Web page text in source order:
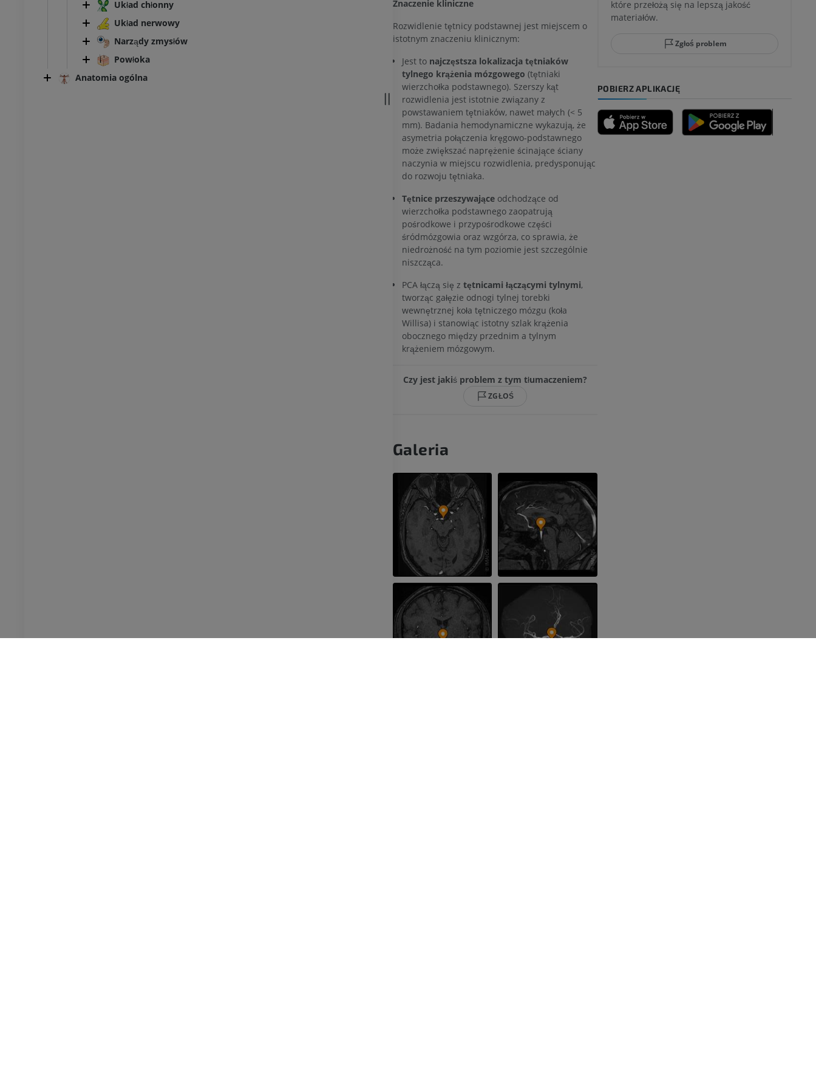
Układ chłonny
Układ nerwowy
Narządy zmysłów
Powłoka
Anatomia ogólna
Znaczenie kliniczne
Rozwidlenie tętnicy podstawnej jest miejscem o
istotnym znaczeniu klinicznym:
Jest to najczęstsza lokalizacja tętniaków
tylnego krążenia mózgowego (tętniaki
wierzchołka podstawnego). Szerszy kąt
rozwidlenia jest istotnie związany z
powstawaniem tętniaków, nawet małych (< 5
mm). Badania hemodynamiczne wykazują, że
asymetria połączenia kręgowo-podstawnego
może zwiększać naprężenie ścinające ściany
naczynia w miejscu rozwidlenia, predysponując
do rozwoju tętniaka.
Tętnice przeszywająceodchodzące od
wierzchołka podstawnego zaopatrują
pośrodkowe i przypośrodkowe części
śródmózgowia oraz wzgórza, co sprawia, że
niedrożność na tym poziomie jest szczególnie
niszcząca.
PCA łączą się z tętnicami łączącymi tylnymi,
tworząc gałęzie odnogi tylnej torebki
wewnętrznej koła tętniczego mózgu (koła
Willisa) i stanowiąc istotny szlak krążenia
obocznego między przednim a tylnym
krążeniem mózgowym.
Czy jest jakiś problem z tym tłumaczeniem?
ZGŁOŚ
Galeria
Arteriografia kończyny
RM
RM przodostopia
RM
PREMIUM
Obraz CTA kończyny dolnej
TK
PREMIUM
Arteriografia kończyny
dolnej
które przełożą się na lepszą jakość
materiałów.
Zgłoś problem
POBIERZ APLIKACJĘ